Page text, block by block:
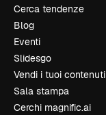
Cerca tendenze
Blog
Eventi
Slidesgo
Vendi i tuoi contenuti
Sala stampa
Cerchi magnific.ai